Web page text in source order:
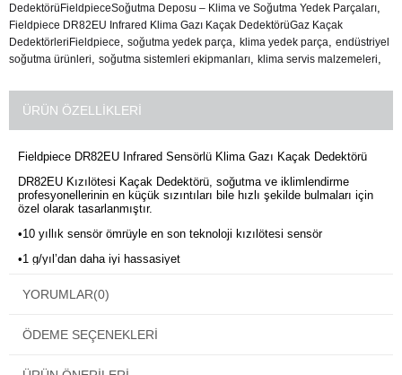
DedektörüFieldpieceSoğutma Deposu – Klima ve Soğutma Yedek Parçaları
Fieldpiece DR82EU Infrared Klima Gazı Kaçak DedektörüGaz Kaçak
DedektörleriFieldpiece
soğutma yedek parça klima yedek parça
endüstriyel
soğutma ürünleri
soğutma sistemleri ekipmanları klima servis malzemeleri
ÜRÜN ÖZELLIKLERI
Fieldpiece DR82EU Infrared Sensörlü Klima Gazı Kaçak Dedektörü
DR82EU Kızılötesi Kaçak Dedektörü, soğutma ve iklimlendirme
profesyonellerinin en küçük sızıntıları bile hızlı şekilde bulmaları için
özel olarak tasarlanmıştır.
•10 yıllık sensör ömrüyle en son teknoloji kızılötesi sensör
•1 g/yıl’dan daha iyi hassasiyet
• En küçük sızıntıları bile algılamak için turbo modu
yeniden kalibrasyon noktasal kaçak tespiti
YORUMLAR(0)
ÖDEME SEÇENEKLERI